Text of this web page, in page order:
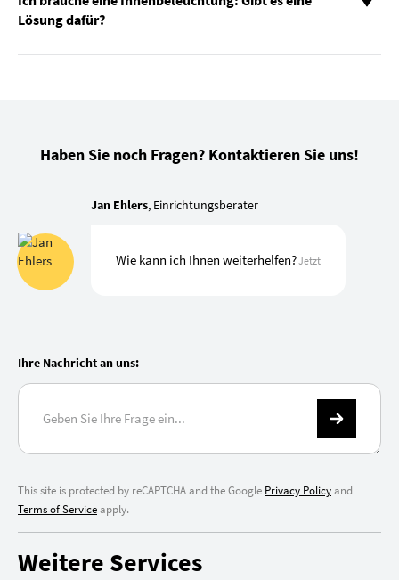
Lösung dafür?
Haben Sie noch Fragen? Kontaktieren Sie uns!
Jan Ehlers, Einrichtungsberater
Wie kann ich Ihnen weiterhelfen?Jetzt
Ihre Nachricht an uns:
This site is protected by reCAPTCHA and the Google Privacy Policyand
Terms of Serviceapply.
Weitere Services